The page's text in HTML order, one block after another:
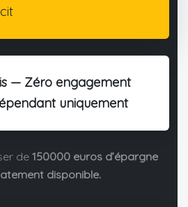
— Zéro engagement
uniquement
de 150000 euros d’épargne
disponible.